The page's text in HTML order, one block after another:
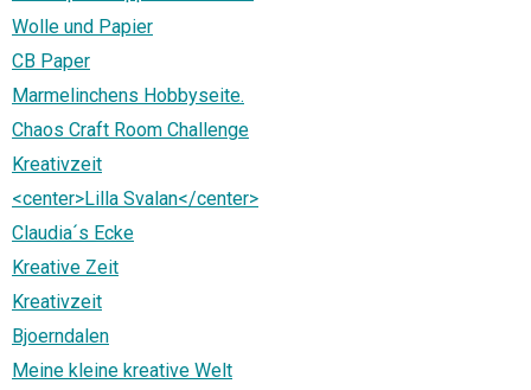
Wolle und Papier
CB Paper
Marmelinchens Hobbyseite.
Chaos Craft Room Challenge
Kreativzeit
<center>Lilla Svalan</center>
Claudia´s Ecke
Kreative Zeit
Kreativzeit
Bjoerndalen
Meine kleine kreative Welt